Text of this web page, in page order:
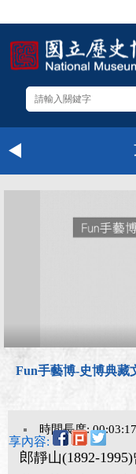
Fun手藝博-史博典藏
時間長度: 00:03:17
享內容:
郎靜山(1892-